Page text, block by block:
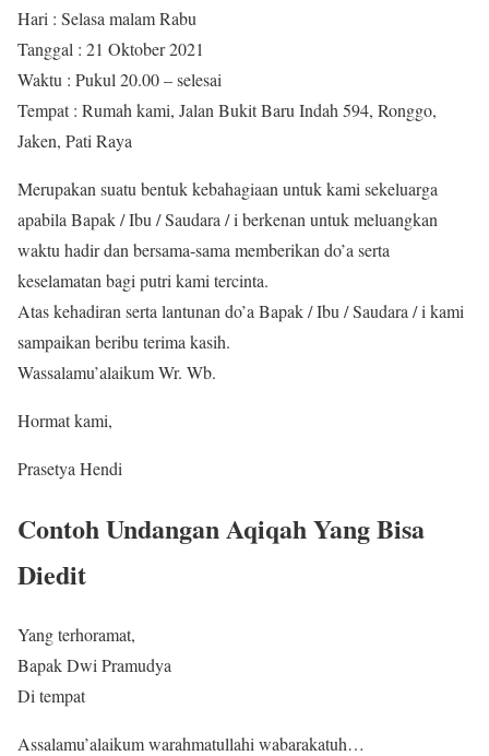
Hari : Selasa malam Rabu
Tanggal : 21 Oktober 2021
Waktu : Pukul 20.00 – selesai
Tempat : Rumah kami, Jalan Bukit Baru Indah 594, Ronggo,
Jaken, Pati Raya
Merupakan suatu bentuk kebahagiaan untuk kami sekeluarga
apabila Bapak / Ibu / Saudara / i berkenan untuk meluangkan
waktu hadir dan bersama-sama memberikan do’a serta
keselamatan bagi putri kami tercinta.
Atas kehadiran serta lantunan do’a Bapak / Ibu / Saudara / i kami
sampaikan beribu terima kasih.
Wassalamu’alaikum Wr. Wb.
Hormat kami,
Prasetya Hendi
Contoh Undangan Aqiqah Yang Bisa
Diedit
Yang terhoramat,
Bapak Dwi Pramudya
Di tempat
Assalamu’alaikum warahmatullahi wabarakatuh…